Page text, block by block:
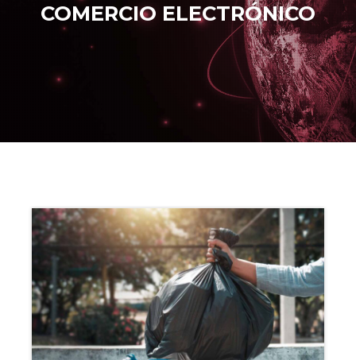
COMERCIO ELECTRÓNICO